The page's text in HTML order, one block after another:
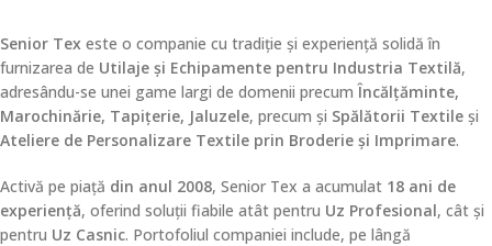
Senior Tex este o companie cu tradiție și experiență solidă în
furnizarea de Utilaje și Echipamente pentru Industria Textilă,
adresându-se unei game largi de domenii precum Încălțăminte,
Marochinărie, Tapițerie, Jaluzele, precum și Spălătorii Textile și
Ateliere de Personalizare Textile prin Broderie și Imprimare.
Activă pe piață din anul 2008, Senior Tex a acumulat 18 ani de
experiență, oferind soluții fiabile atât pentru Uz Profesional, cât și
pentru Uz Casnic. Portofoliul companiei include, pe lângă